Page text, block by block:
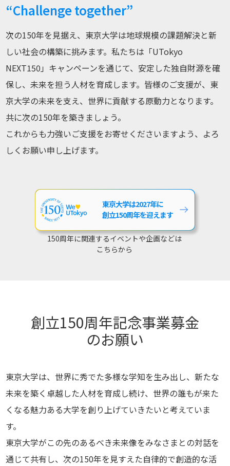
“Challenge together”
次の150年を見据え、東京大学は地球規模の課題解決と新
しい社会の構築に挑みます。私たちは「UTokyo
NEXT150」キャンペーンを通じて、安定した独自財源を確
保し、未来を担う人材を育成します。皆様のご支援が、東
京大学の未来を支え、世界に貢献する原動力となります。
共に次の150年を築きましょう。
これからも力強いご支援をお寄せくださいますよう、よろ
しくお願い申し上げます。
東京大学は2027年に
創立150周年を迎えます
150周年に関連するイベントや企画などは
こちらから
創立150周年記念事業募金
のお願い
東京大学は、世界に秀でた多様な学知を生み出し、新たな
未来を築く卓越した人材を育成し続け、世界の誰もが来た
くなる魅力ある大学を創り上げていきたいと考えていま
す。
東京大学がこの先のあるべき未来像をみなさまとの対話を
通じて共有し、次の150年を見すえた自律的で創造的な活